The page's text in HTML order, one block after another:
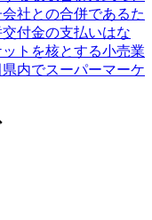
社との合併であるた
付金の支払いはな
トを核とする小売業
内でスーパーマーケ